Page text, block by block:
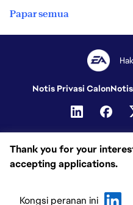
Thank you for your
accepting applications.
Kongsi peranan ini
Papar semua
Notis Privasi Calon